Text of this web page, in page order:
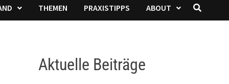
THEMEN PRAXISTIPPS ABOUT
Aktuelle Beiträge